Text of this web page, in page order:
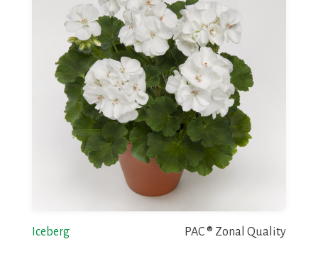
Iceberg PAC ® Zonal Quality